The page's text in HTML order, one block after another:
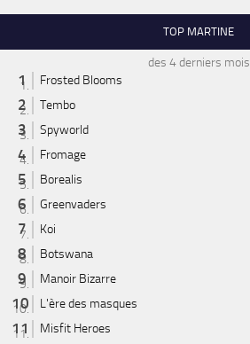
TOP MARTINE
des 4 derniers mois
Frosted Blooms
Tembo
Spyworld
Fromage
Borealis
Greenvaders
Koi
Botswana
Manoir Bizarre
L'ère des masques
Misfit Heroes